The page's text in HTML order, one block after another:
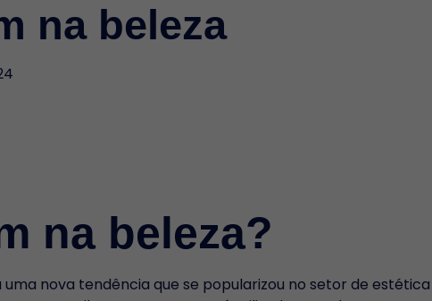
na beleza
na beleza?
nova tendência que se popularizou no setor de